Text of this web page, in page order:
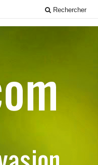
Rechercher